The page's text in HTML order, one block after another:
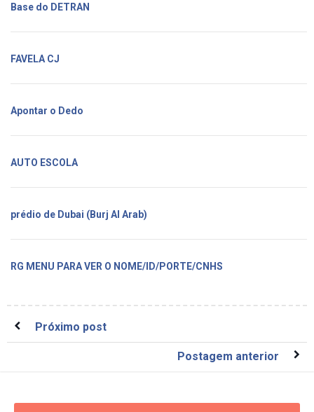
Base do DETRAN
FAVELA CJ
Apontar o Dedo
AUTO ESCOLA
prédio de Dubai (Burj Al Arab)
RG MENU PARA VER O NOME/ID/PORTE/CNHS
Próximo post
Postagem anterior